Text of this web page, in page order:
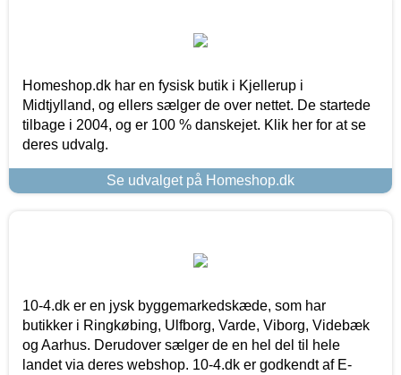
Homeshop.dk har en fysisk butik i Kjellerup i
Midtjylland, og ellers sælger de over nettet. De startede
tilbage i 2004, og er 100 % danskejet. Klik her for at se
deres udvalg.
Se udvalget på Homeshop.dk
10-4.dk er en jysk byggemarkedskæde, som har
butikker i Ringkøbing, Ulfborg, Varde, Viborg, Videbæk
og Aarhus. Derudover sælger de en hel del til hele
landet via deres webshop. 10-4.dk er godkendt af E-